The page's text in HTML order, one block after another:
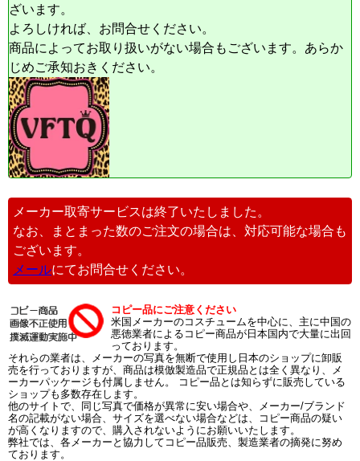
ざいます。
よろしければ、お問合せください。
商品によってお取り扱いがない場合もございます。あらか
じめご承知おきください。
メーカー取寄サービスは終了いたしました。
なお、まとまった数のご注文の場合は、対応可能な場合も
ございます。
メールにてお問合せください。
コピー品にご注意ください
米国メーカーのコスチュームを中心に、主に中国の
悪徳業者によるコピー商品が日本国内で大量に出回
っております。
それらの業者は、メーカーの写真を無断で使用し日本のショップに卸販
売を行っておりますが、商品は模倣製造品で正規品とは全く異なり、メ
ーカーパッケージも付属しません。 コピー品とは知らずに販売している
ショップも多数存在します。
他のサイトで、同じ写真で価格が異常に安い場合や、メーカー/ブランド
名の記載がない場合、サイズを選べない場合などは、コピー商品の疑い
が高くなりますので、購入されないようにお願いいたします。
弊社では、各メーカーと協力してコピー品販売、製造業者の摘発に努め
ております。